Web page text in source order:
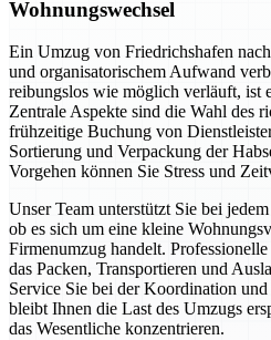
Wohnungswechsel
Ein Umzug von Friedrichshafen
und organisatorischem Aufwand
reibungslos wie möglich verläuft, ist
Zentrale Aspekte sind die Wahl des
frühzeitige Buchung von
Sortierung und Verpackung der
Vorgehen können Sie Stress und
Unser Team unterstützt Sie bei
ob es sich um eine kleine
Firmenumzug handelt.
das Packen, Transportieren und
Service Sie bei der Koordination
bleibt Ihnen die Last des Umzugs
das Wesentliche konzentrieren.